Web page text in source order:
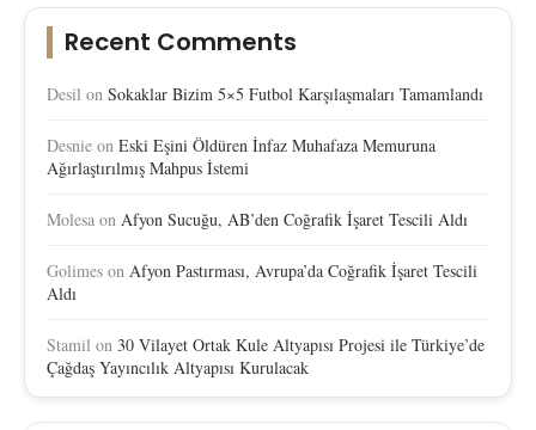
Recent Comments
Desil on Sokaklar Bizim 5×5 Futbol Karşılaşmaları Tamamlandı
Desnie on Eski Eşini Öldüren İnfaz Muhafaza Memuruna
Ağırlaştırılmış Mahpus İstemi
Molesa on Afyon Sucuğu, AB’den Coğrafik İşaret Tescili Aldı
Golimes on Afyon Pastırması, Avrupa’da Coğrafik İşaret Tescili
Aldı
Stamil on 30 Vilayet Ortak Kule Altyapısı Projesi ile Türkiye’de
Çağdaş Yayıncılık Altyapısı Kurulacak